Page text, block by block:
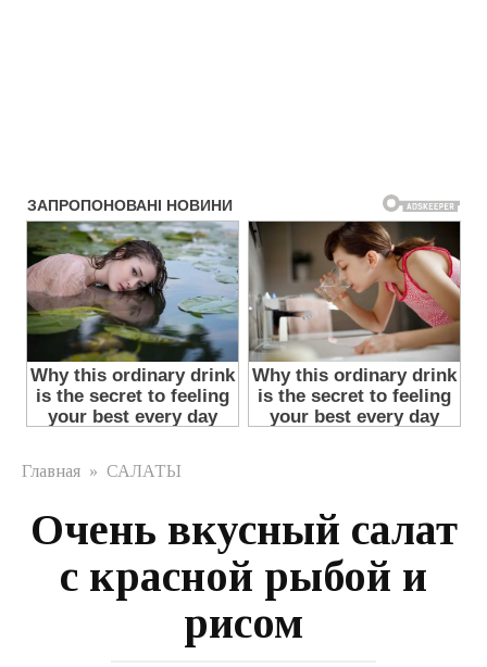
Главная » САЛАТЫ
Очень вкусный салат
с красной рыбой и
рисом